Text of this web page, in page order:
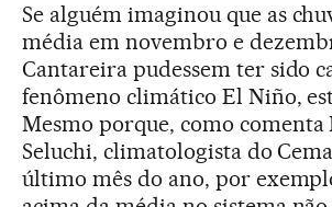
Se alguém imaginou que as
média em novembro e
Cantareira pudessem ter sido
fenômeno climático El Niño,
Mesmo porque, como comenta
Seluchi, climatologista do
último mês do ano, por